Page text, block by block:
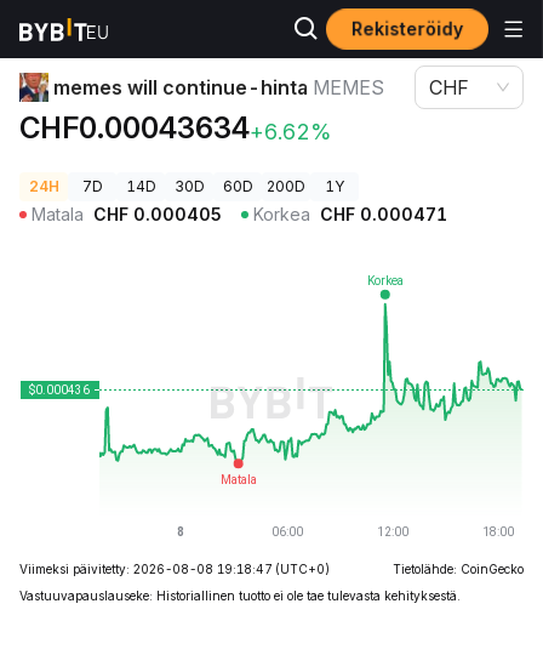
Rekisteröidy
Kryptohinnat memes will continue-hinta MEMES
memes will continue-hinta MEMES
CHF0.00043634+6.62%
CHF
24H 7D 14D 30D 60D 200D 1Y
Matala CHF 0.000405 Korkea CHF 0.000471
Viimeksi päivitetty: 2026-08-08 19:18:47 (UTC+0)
Tietolähde: CoinGecko
Vastuuvapauslauseke: Historiallinen tuotto ei ole tae tulevasta kehityksestä.